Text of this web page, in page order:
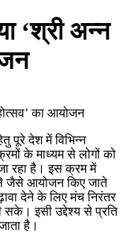
‘श्री अन्न
पूरे देश में विभिन्न
के माध्यम से लोगों को
रहा है। इस क्रम में
जैसे आयोजन किए जाते
देने के लिए मंच निरंतर
सके। इसी उद्देश्य से प्रति
है।